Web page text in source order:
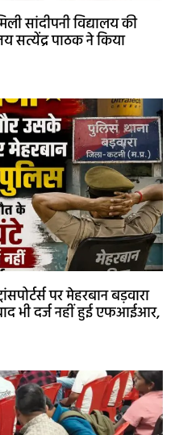
सांदीपनी विद्यालय की
सत्येंद्र पाठक ने किया
पर मेहरबान बड़वारा
भी दर्ज नहीं हुई एफआईआर,